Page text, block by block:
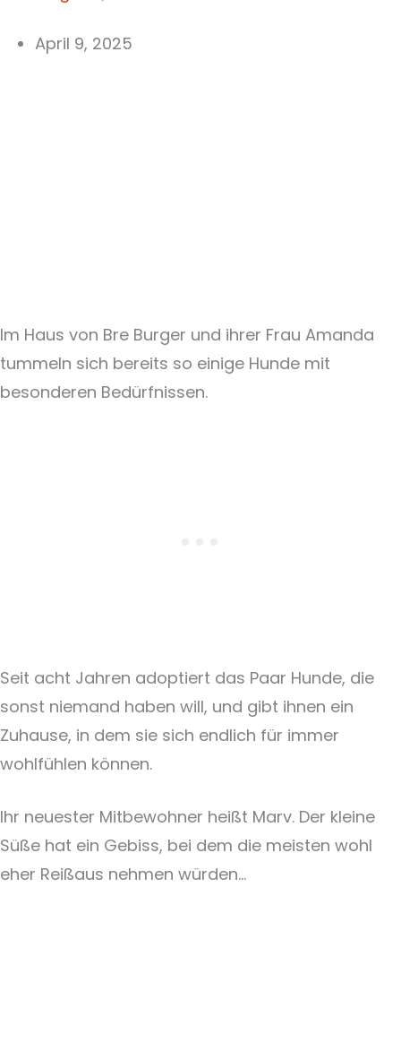
April 9, 2025
Im Haus von Bre Burger und ihrer Frau Amanda
tummeln sich bereits so einige Hunde mit
besonderen Bedürfnissen.
Seit acht Jahren adoptiert das Paar Hunde, die
sonst niemand haben will, und gibt ihnen ein
Zuhause, in dem sie sich endlich für immer
wohlfühlen können.
Ihr neuester Mitbewohner heißt Marv. Der kleine
Süße hat ein Gebiss, bei dem die meisten wohl
eher Reißaus nehmen würden…